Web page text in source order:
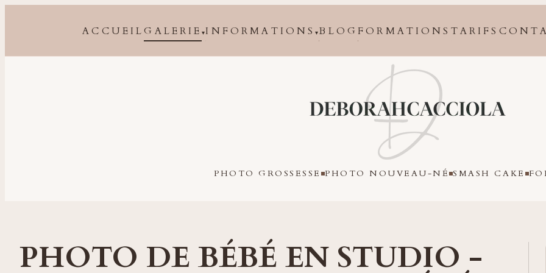
ACCUEILGALERIE▾INFORMATIONS▾BLOGFORMATIONS TARIFS
PHOTO GROSSESSE PHOTO NOUVEAU-NÉ SMASH CAKE
PHOTO DE BÉBÉ EN STUDIO -